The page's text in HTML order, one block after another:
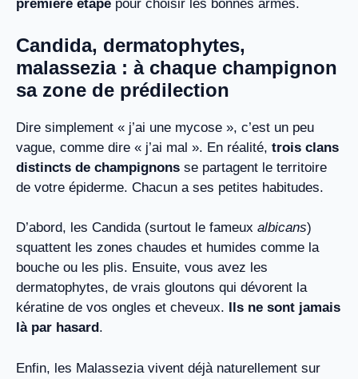
première étape pour choisir les bonnes armes.
Candida, dermatophytes,
malassezia : à chaque champignon
sa zone de prédilection
Dire simplement « j’ai une mycose », c’est un peu
vague, comme dire « j’ai mal ». En réalité, trois clans
distincts de champignons se partagent le territoire
de votre épiderme. Chacun a ses petites habitudes.
D’abord, les Candida (surtout le fameux albicans)
squattent les zones chaudes et humides comme la
bouche ou les plis. Ensuite, vous avez les
dermatophytes, de vrais gloutons qui dévorent la
kératine de vos ongles et cheveux.
Ils ne sont jamais
là par hasard .
Enfin, les Malassezia vivent déjà naturellement sur